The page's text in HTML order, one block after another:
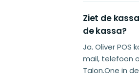
Ziet de
de kassa?
Ja. Oliver
mail, telefoon
Talon.One in